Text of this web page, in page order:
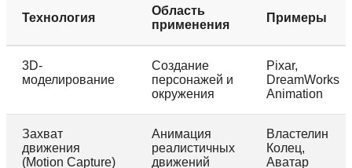
Технология
Область
применения
Примеры
3D-
моделирование
Создание
персонажей и
окружения
Pixar,
DreamWorks
Animation
Захват
движения
(Motion Capture)
Анимация
реалистичных
движений
Властелин
Колец,
Аватар